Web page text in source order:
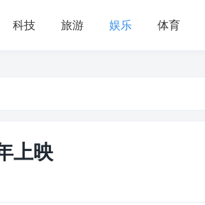
科技 旅游 娱乐 体育
上映